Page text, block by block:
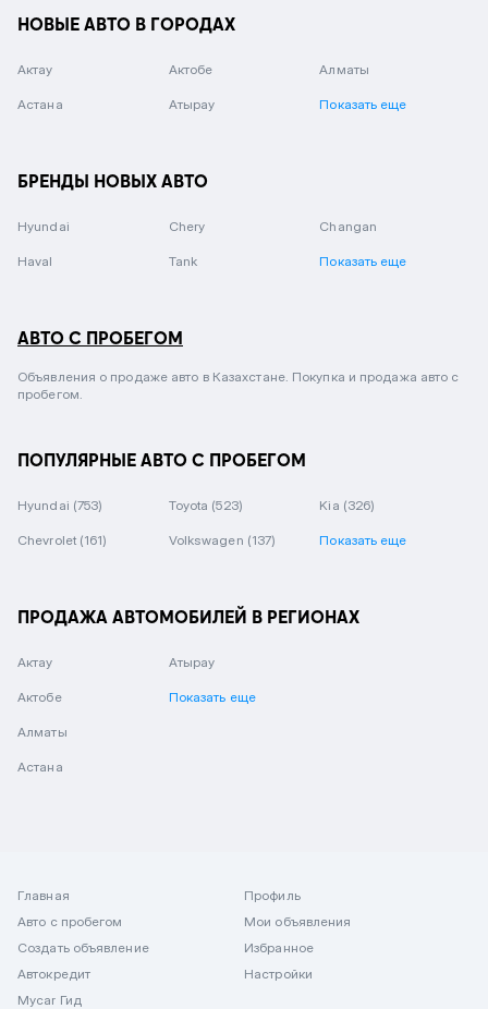
НОВЫЕ АВТО В ГОРОДАХ
Актау Актобе Алматы
Астана Атырау Показать еще
БРЕНДЫ НОВЫХ АВТО
Hyundai Chery Changan
Haval Tank Показать еще
АВТО С ПРОБЕГОМ
Объявления о продаже авто в Казахстане. Покупка и продажа авто с
пробегом.
ПОПУЛЯРНЫЕ АВТО С ПРОБЕГОМ
Hyundai (753) Toyota (523) Kia (326)
Chevrolet (161) Volkswagen (137) Показать еще
ПРОДАЖА АВТОМОБИЛЕЙ В РЕГИОНАХ
Актау
Актобе
Алматы
Астана
Атырау
Показать еще
Главная
Авто с пробегом
Создать объявление
Автокредит
Mycar Гид
Профиль
Мои объявления
Избранное
Настройки